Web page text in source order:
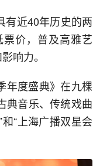
有近40年历史的两
价，普及高雅艺
响力。
年度盛典》在九棵
典音乐、传统戏曲
“上海广播双星会